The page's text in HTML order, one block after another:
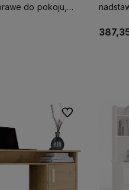
do pokoju,
Do ulubionych